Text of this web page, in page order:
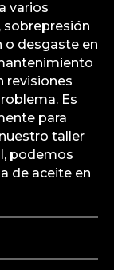
varios
o desgaste en
revisiones
Es
para
taller
podemos
de aceite en